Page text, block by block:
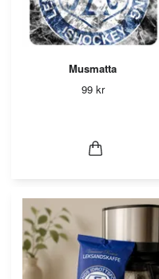
Musmatta
99 kr